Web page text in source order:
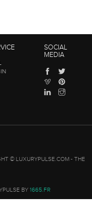
SOCIAL
MEDIA
© LUXURYPULSE.COM - THE
BY 1665.FR